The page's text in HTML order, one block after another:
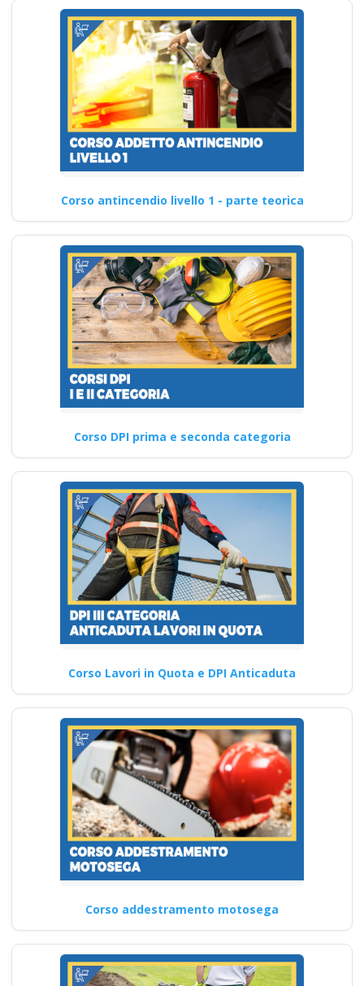
Corso antincendio livello 1 - parte teorica
Corso DPI prima e seconda categoria
Corso Lavori in Quota e DPI Anticaduta
Corso addestramento motosega